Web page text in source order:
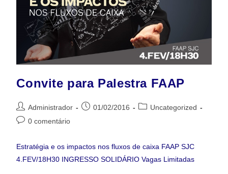
Convite para Palestra FAAP
Administrador 01/02/2016
Uncategorized
0 comentário
Estratégia e os impactos nos fluxos de caixa FAAP SJC
4.FEV/18H30 INGRESSO SOLIDÁRIO Vagas Limitadas